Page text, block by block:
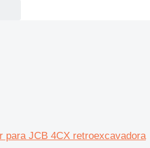
para JCB 4CX retroexcavadora